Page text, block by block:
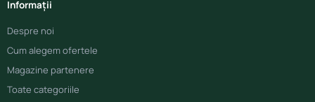
Informații
Despre noi
Cum alegem ofertele
Magazine partenere
Toate categoriile